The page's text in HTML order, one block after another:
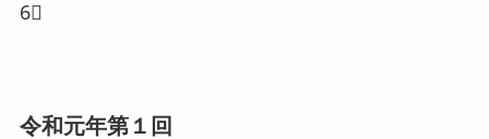
6⃣
令和元年第１回